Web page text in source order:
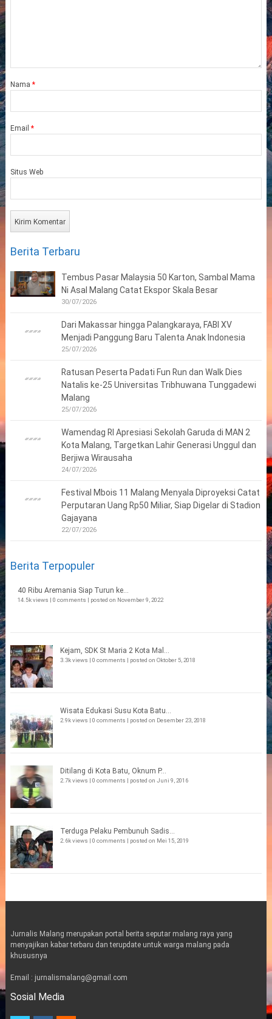
Nama *
Email *
Situs Web
Berita Terbaru
Tembus Pasar Malaysia 50 Karton, Sambal Mama
Ni Asal Malang Catat Ekspor Skala Besar
30/07/2026
Dari Makassar hingga Palangkaraya, FABI XV
Menjadi Panggung Baru Talenta Anak Indonesia
25/07/2026
Ratusan Peserta Padati Fun Run dan Walk Dies
Natalis ke-25 Universitas Tribhuwana Tunggadewi
Malang
25/07/2026
Wamendag RI Apresiasi Sekolah Garuda di MAN 2
Kota Malang, Targetkan Lahir Generasi Unggul dan
Berjiwa Wirausaha
24/07/2026
Festival Mbois 11 Malang Menyala Diproyeksi Catat
Perputaran Uang Rp50 Miliar, Siap Digelar di Stadion
Gajayana
22/07/2026
Berita Terpopuler
40 Ribu Aremania Siap Turun ke...
14.5k views | 0 comments | posted on November 9, 2022
Kejam, SDK St Maria 2 Kota Mal...
3.3k views | 0 comments | posted on Oktober 5, 2018
Wisata Edukasi Susu Kota Batu...
2.9k views | 0 comments | posted on Desember 23, 2018
Ditilang di Kota Batu, Oknum P...
2.7k views | 0 comments | posted on Juni 9, 2016
Terduga Pelaku Pembunuh Sadis...
2.6k views | 0 comments | posted on Mei 15, 2019
Jurnalis Malang merupakan portal berita seputar malang raya yang
menyajikan kabar terbaru dan terupdate untuk warga malang pada
khususnya
Email : jurnalismalang@gmail.com
Sosial Media